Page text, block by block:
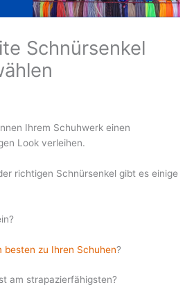
Schnürsenkel
Ihrem Schuhwerk einen
Look verleihen.
richtigen Schnürsenkel gibt es einige
besten zu Ihren Schuhen?
am strapazierfähigsten?